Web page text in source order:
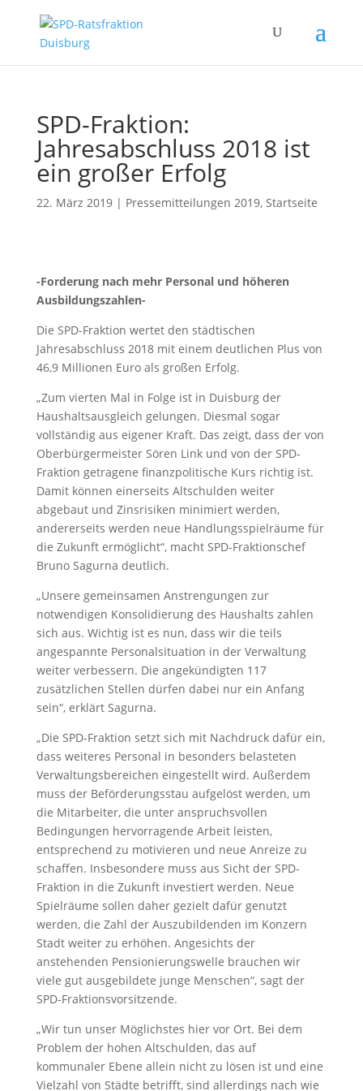
SPD-Fraktion:
Jahresabschluss 2018 ist
ein großer Erfolg
22. März 2019| Pressemitteilungen 2019, Startseite
-Forderung nach mehr Personal und höheren
Ausbildungszahlen-
Die SPD-Fraktion wertet den städtischen
Jahresabschluss 2018 mit einem deutlichen Plus von
46,9 Millionen Euro als großen Erfolg.
„Zum vierten Mal in Folge ist in Duisburg der
Haushaltsausgleich gelungen. Diesmal sogar
vollständig aus eigener Kraft. Das zeigt, dass der von
Oberbürgermeister Sören Link und von der SPD-
Fraktion getragene finanzpolitische Kurs richtig ist.
Damit können einerseits Altschulden weiter
abgebaut und Zinsrisiken minimiert werden,
andererseits werden neue Handlungsspielräume für
die Zukunft ermöglicht“, macht SPD-Fraktionschef
Bruno Sagurna deutlich.
„Unsere gemeinsamen Anstrengungen zur
notwendigen Konsolidierung des Haushalts zahlen
sich aus. Wichtig ist es nun, dass wir die teils
angespannte Personalsituation in der Verwaltung
weiter verbessern. Die angekündigten 117
zusätzlichen Stellen dürfen dabei nur ein Anfang
sein“, erklärt Sagurna.
„Die SPD-Fraktion setzt sich mit Nachdruck dafür ein,
dass weiteres Personal in besonders belasteten
Verwaltungsbereichen eingestellt wird. Außerdem
muss der Beförderungsstau aufgelöst werden, um
die Mitarbeiter, die unter anspruchsvollen
Bedingungen hervorragende Arbeit leisten,
entsprechend zu motivieren und neue Anreize zu
schaffen. Insbesondere muss aus Sicht der SPD-
Fraktion in die Zukunft investiert werden. Neue
Spielräume sollen daher gezielt dafür genutzt
werden, die Zahl der Auszubildenden im Konzern
Stadt weiter zu erhöhen. Angesichts der
anstehenden Pensionierungswelle brauchen wir
viele gut ausgebildete junge Menschen“, sagt der
SPD-Fraktionsvorsitzende.
„Wir tun unser Möglichstes hier vor Ort. Bei dem
Problem der hohen Altschulden, das auf
kommunaler Ebene allein nicht zu lösen ist und eine
Vielzahl von Städte betrifft, sind allerdings nach wie